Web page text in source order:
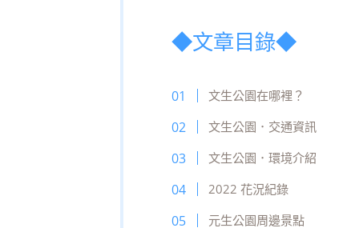
◆文章目錄◆
文生公園在哪裡？
文生公園．交通資訊
文生公園．環境介紹
2022 花況紀錄
元生公園周邊景點